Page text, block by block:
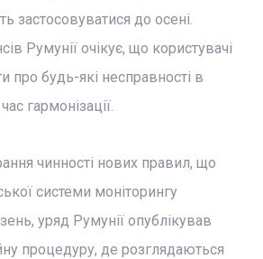
застосовуватися до осені.
Румунії очікує, що користувачі
про будь-які несправності в
гармонізації.
чинності нових правил, що
системи моніторингу
уряд Румунії опублікував
процедуру, де розглядаються